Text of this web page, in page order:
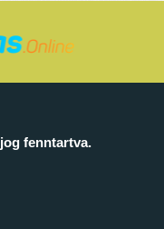
fenntartva.